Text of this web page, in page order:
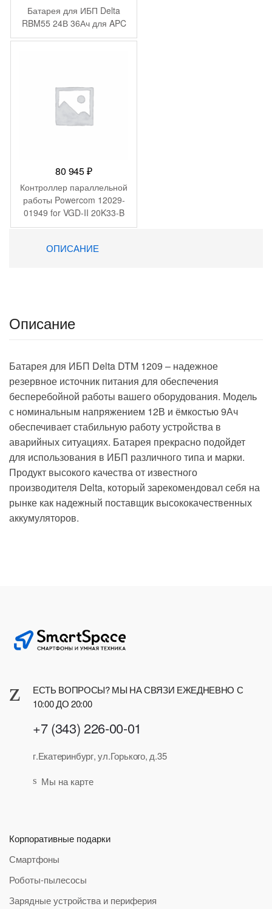
Батарея для ИБП Delta
RBM55 24В 36Ач для APC
80 945₽
Контроллер параллельной
работы Powercom 12029-
01949 for VGD-II 20K33-B
Hot swap battery
ОПИСАНИЕ
Описание
Батарея для ИБП Delta DTM 1209 – надежное
резервное источник питания для обеспечения
бесперебойной работы вашего оборудования. Модель
с номинальным напряжением 12В и ёмкостью 9Ач
обеспечивает стабильную работу устройства в
аварийных ситуациях. Батарея прекрасно подойдет
для использования в ИБП различного типа и марки.
Продукт высокого качества от известного
производителя Delta, который зарекомендовал себя на
рынке как надежный поставщик высококачественных
аккумуляторов.
ЕСТЬ ВОПРОСЫ? МЫ НА СВЯЗИ ЕЖЕДНЕВНО С
10:00 ДО 20:00
+7 (343) 226-00-01
г.Екатеринбург, ул.Горького, д.35
Мы на карте
Корпоративные подарки
Смартфоны
Роботы-пылесосы
Зарядные устройства и периферия